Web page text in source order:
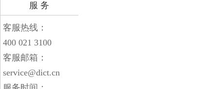
服 务
客服热线：
400 021 3100
客服邮箱：
service@dict.cn